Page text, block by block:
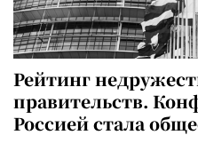
Рейтинг
правительств.
Россией стала